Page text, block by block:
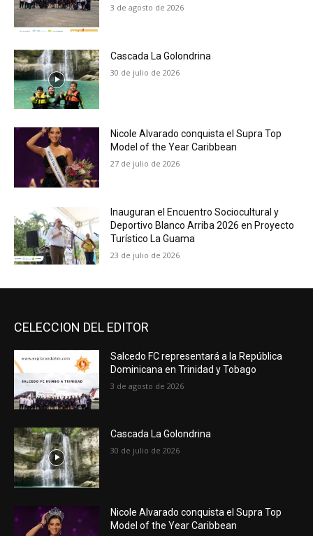
3 de agosto de 2026
Cascada La Golondrina
30 de julio de 2026
Nicole Alvarado conquista el Supra Top
Model of the Year Caribbean
27 de julio de 2026
Inauguran el Encuentro Sociocultural y
Deportivo Blanco Arriba 2026 en Proyecto
Turístico La Guama
23 de julio de 2026
CELECCION DEL EDITOR
Salcedo FC representará a la República
Dominicana en Trinidad y Tobago
3 de agosto de 2026
Cascada La Golondrina
30 de julio de 2026
Nicole Alvarado conquista el Supra Top
Model of the Year Caribbean